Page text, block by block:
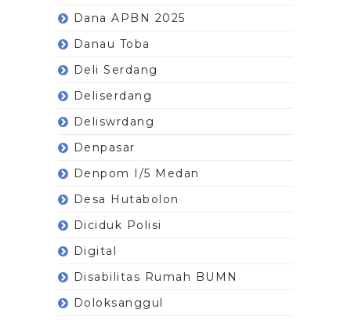
Dana APBN 2025
Danau Toba
Deli Serdang
Deliserdang
Deliswrdang
Denpasar
Denpom I/5 Medan
Desa Hutabolon
Diciduk Polisi
Digital
Disabilitas Rumah BUMN
Doloksanggul